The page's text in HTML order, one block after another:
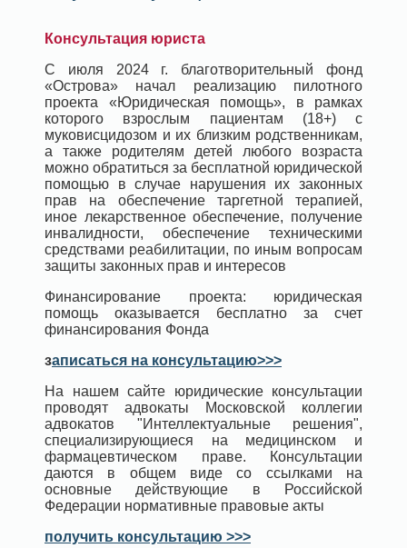
Консультация юриста
С июля 2024 г. благотворительный фонд
«Острова» начал реализацию пилотного
проекта «Юридическая помощь», в рамках
которого взрослым пациентам (18+) с
муковисцидозом и их близким родственникам,
а также родителям детей любого возраста
можно обратиться за бесплатной юридической
помощью в случае нарушения их законных
прав на обеспечение таргетной терапией,
иное лекарственное обеспечение, получение
инвалидности, обеспечение техническими
средствами реабилитации, по иным вопросам
защиты законных прав и интересов
Финансирование проекта: юридическая
помощь оказывается бесплатно за счет
финансирования Фонда
записаться на консультацию>>>
На нашем сайте юридические консультации
проводят адвокаты Московской коллегии
адвокатов "Интеллектуальные решения",
специализирующиеся на медицинском и
фармацевтическом праве. Консультации
даются в общем виде со ссылками на
основные действующие в Российской
Федерации нормативные правовые акты
получить консультацию >>>